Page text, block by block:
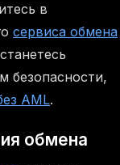
в
сервиса обмена
безопасности,
AML.
обмена